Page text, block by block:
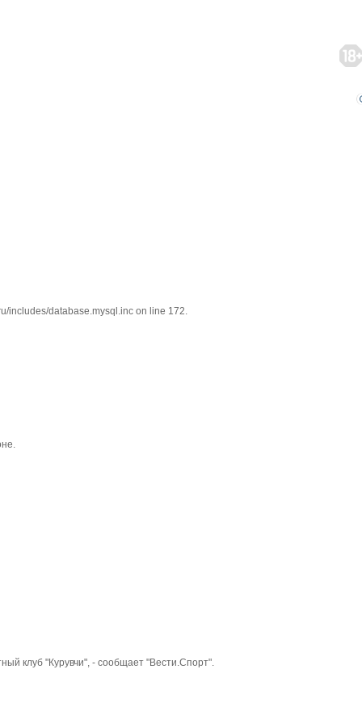
includes/database.mysql.inc on line 172.
клуб "Курувчи", - сообщает "Вести.Спорт".